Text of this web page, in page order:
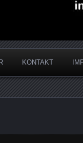
KONTAKT